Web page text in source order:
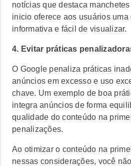
notícias que destaca
inicio oferece aos usuários uma
informativa e fácil de visualizar.
4. Evitar práticas
O Google penaliza práticas
anúncios em excesso e uso
chave. Um exemplo de boa
integra anúncios de forma
qualidade do conteúdo na
penalizações.
Ao otimizar o conteúdo na
nessas considerações, você